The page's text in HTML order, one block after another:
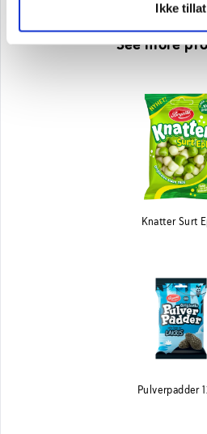
Ikke tillat
See more
Knatter Surt
Pulverpadder